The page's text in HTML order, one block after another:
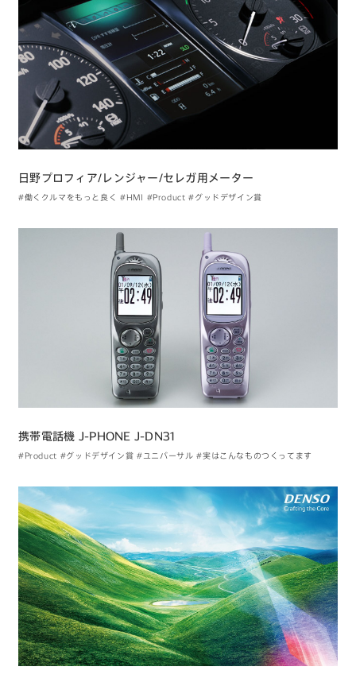
日野プロフィア/レンジャー/セレガ用メーター
#働くクルマをもっと良く #HMI #Product #グッドデザイン賞
携帯電話機 J-PHONE J-DN31
#Product #グッドデザイン賞 #ユニバーサル #実はこんなものつくってます